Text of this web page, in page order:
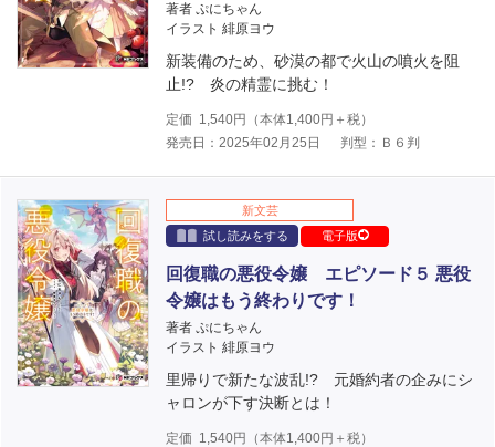
著者 ぷにちゃん
イラスト 緋原ヨウ
新装備のため、砂漠の都で火山の噴火を阻
止!? 炎の精霊に挑む！
定価 1,540円（本体1,400円＋税）
発売日：2025年02月25日
判型：Ｂ６判
新文芸
試し読みをする
電子版
回復職の悪役令嬢 エピソード５ 悪役
令嬢はもう終わりです！
著者 ぷにちゃん
イラスト 緋原ヨウ
里帰りで新たな波乱!? 元婚約者の企みにシ
ャロンが下す決断とは！
定価 1,540円（本体1,400円＋税）